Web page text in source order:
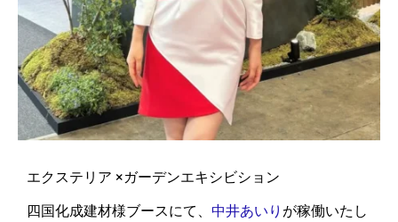
エクステリア ×ガーデンエキシビション
四国化成建材様ブースにて、 中井あいり が稼働いたし